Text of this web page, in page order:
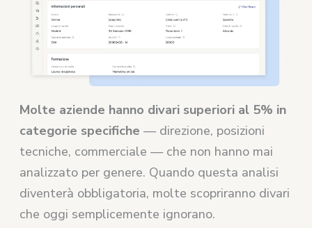
Molte aziende hanno divari superiori al 5% in
categorie specifiche — direzione, posizioni
tecniche, commerciale — che non hanno mai
analizzato per genere. Quando questa analisi
diventerà obbligatoria, molte scopriranno divari
che oggi semplicemente ignorano.